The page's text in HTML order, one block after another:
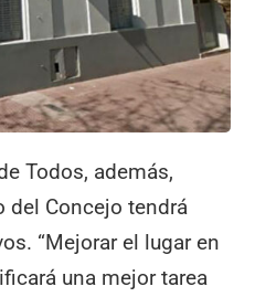
Todos, además,
del Concejo tendrá
“Mejorar el lugar en
una mejor tarea